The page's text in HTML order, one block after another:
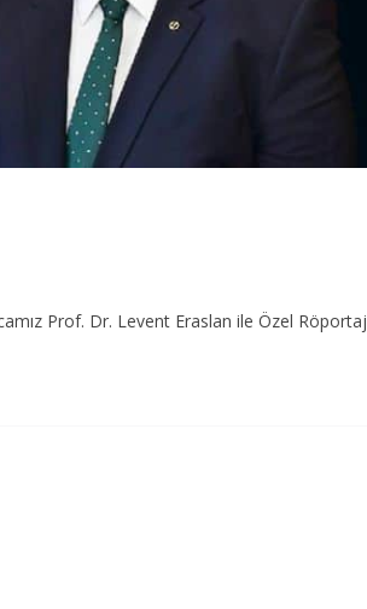
Prof. Dr. Levent Eraslan ile Özel Röportaj